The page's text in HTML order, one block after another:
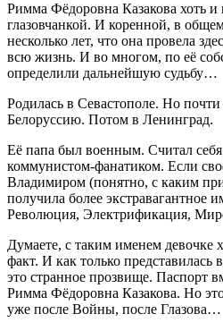
Римма Фёдоровна Казакова хоть и
глазовчанкой. И коренной, в
несколько лет, что она провела
всю жизнь. И во многом, по её
определили дальнейшую судьбу…
Родилась в Севастополе. Но почти
Белоруссию. Потом в Ленинград.
Её папа был военным. Считал
коммунистом-фанатиком. Если
Владимиром (понятно, с каким
получила более
Революция, Электрификация,
Думаете, с таким именем девочке
факт. И как только представилась
это странное прозвище. Паспорт
Римма Фёдоровна Казакова. Но
уже после Войны, после Глазова…